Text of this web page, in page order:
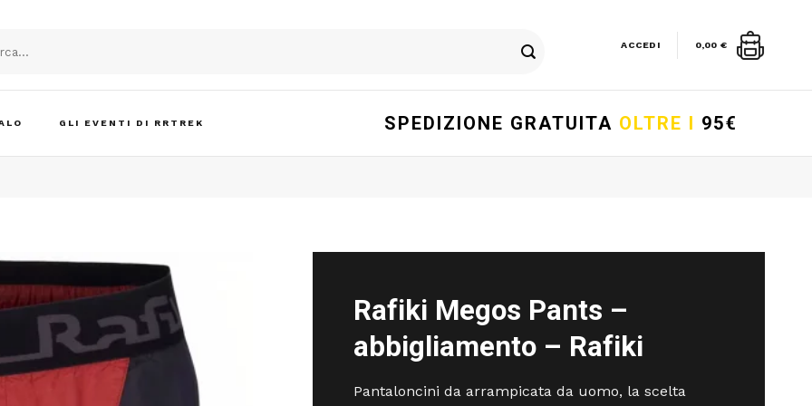
ACCEDI 0,00 €
GLI EVENTI DI RRTREK SPEDIZIONE GRATUITA OLTRE I 95€
Rafiki Megos Pants –
abbigliamento – Rafiki
Pantaloncini da arrampicata da uomo, la scelta